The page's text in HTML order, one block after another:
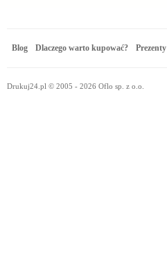
Blog Dlaczego warto kupować? Prezenty
Drukuj24.pl © 2005 - 2026 Oflo sp. z o.o.